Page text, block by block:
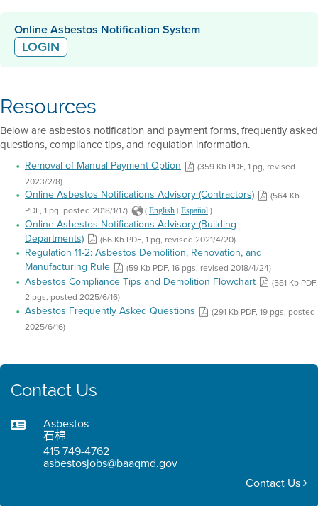
Online Asbestos Notification System
LOGIN
Resources
Below are asbestos notification and payment forms, frequently asked
questions, compliance tips, and regulation information.
Removal of Manual Payment Option
(359 Kb PDF, 1 pg, revised
2023/2/8)
Online Asbestos Notifications Advisory (Contractors)
(564 Kb
PDF, 1 pg, posted 2018/1/17)
( English | Español )
Online Asbestos Notifications Advisory (Building
Departments)
(66 Kb PDF, 1 pg, revised 2021/4/20)
Regulation 11-2: Asbestos Demolition, Renovation, and
Manufacturing Rule
(59 Kb PDF, 16 pgs, revised 2018/4/24)
Asbestos Compliance Tips and Demolition Flowchart
(581 Kb PDF,
2 pgs, posted 2025/6/16)
Asbestos Frequently Asked Questions
(291 Kb PDF, 19 pgs, posted
2025/6/16)
Contact Us
Asbestos
石棉
415 749-4762
asbestosjobs@baaqmd.gov
Contact Us